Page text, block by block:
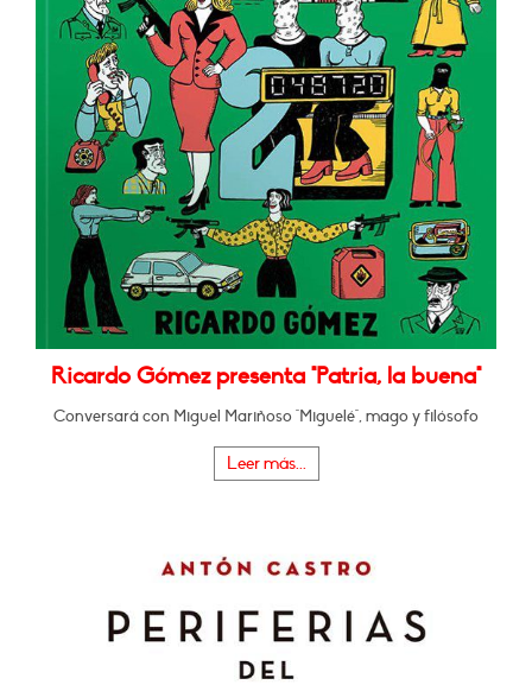
Ricardo Gómez presenta "Patria, la buena"
Conversará con Miguel Mariñoso "Miguelé", mago y filósofo
Leer más...